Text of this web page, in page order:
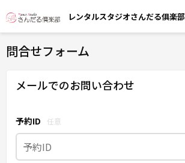
レンタルスタジオさんだる俱楽部
問合せフォーム
メールでのお問い合わせ
予約ID 任意